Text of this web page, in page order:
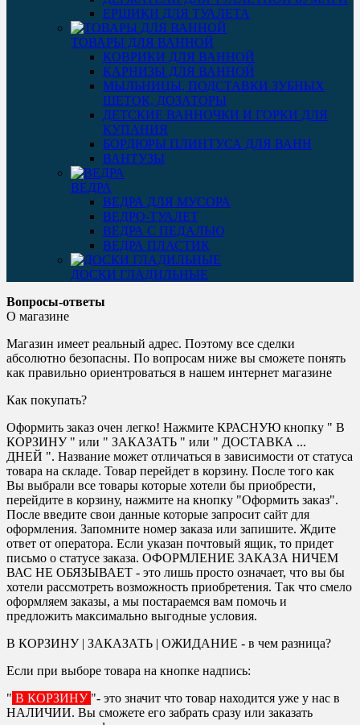
ЕРШИКИ ДЛЯ ТУАЛЕТА
ТОВАРЫ ДЛЯ ВАННОЙ
КОВРИКИ ДЛЯ ВАННОЙ
КАРНИЗЫ ДЛЯ ВАННОЙ
МЫЛЬНИЦЫ, ПОДСТАВКИ ЗУБНЫХ
ЩЕТОК, ДОЗАТОРЫ
ДЕТСКИЕ ВАННОЧКИ И ГОРКИ ДЛЯ
КУПАНИЯ
БОРДЮРЫ ПЛИНТУСА ДЛЯ ВАНН
ВАНТУЗЫ
ВЕДРА
ВЕДРА ДЛЯ МУСОРА
ВЕДРО-ТУАЛЕТ
ВЕДРА С ПЕДАЛЬЮ
ВЕДРА ПЛАСТИК
ДОСКИ ГЛАДИЛЬНЫЕ
Вопросы-ответы
О магазине
Магазин имеет реальный адрес. Поэтому все сделки
абсолютно безопасны. По вопросам ниже вы сможете понять
как правильно ориентроваться в нашем интернет магазине
Как покупать?
Оформить заказ очен легко! Нажмите КРАСНУЮ кнопку " В
КОРЗИНУ " или " ЗАКАЗАТЬ " или " ДОСТАВКА ...
ДНЕЙ ". Название может отличаться в зависимости от статуса
товара на складе. Товар перейдет в корзину. После того как
Вы выбрали все товары которые хотели бы приобрести,
перейдите в корзину, нажмите на кнопку "Оформить заказ".
После введите свои данные которые запросит сайт для
оформления. Запомните номер заказа или запишите. Ждите
ответ от оператора. Если указан почтовый ящик, то придет
письмо о статусе заказа. ОФОРМЛЕНИЕ ЗАКАЗА НИЧЕМ
ВАС НЕ ОБЯЗЫВАЕТ - это лишь просто означает, что вы бы
хотели рассмотреть возможность приобретения. Так что смело
оформляем заказы, а мы постараемся вам помочь и
предложить максимально выгодные условия.
В КОРЗИНУ | ЗАКАЗАТЬ | ОЖИДАНИЕ - в чем разница?
Если при выборе товара на кнопке надпись:
" В КОРЗИНУ "- это значит что товар находится уже у нас в
НАЛИЧИИ. Вы сможете его забрать сразу или заказать